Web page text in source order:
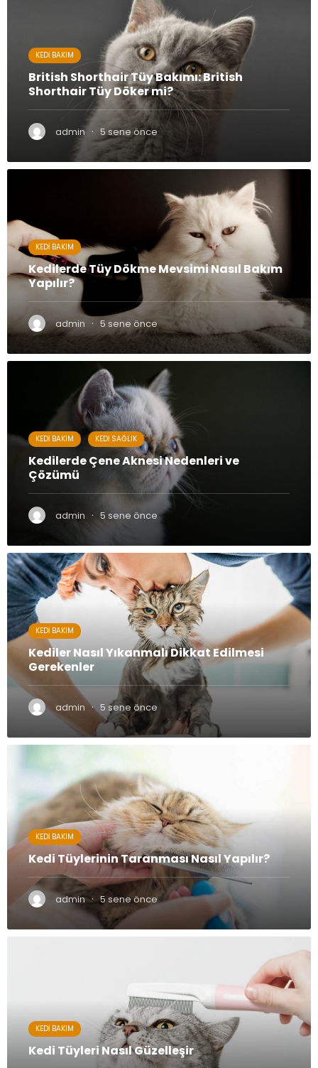
KEDI BAKIM
British Shorthair Tüy Bakımı: British
Shorthair Tüy Döker mi?
admin · 5 sene önce
KEDI BAKIM
Kedilerde Tüy Dökme Mevsimi Nasıl Bakım
Yapılır?
admin · 5 sene önce
KEDI BAKIM KEDI SAĞLIK
Kedilerde Çene Aknesi Nedenleri ve
Çözümü
admin · 5 sene önce
KEDI BAKIM
Kediler Nasıl Yıkanmalı Dikkat Edilmesi
Gerekenler
admin · 5 sene önce
KEDI BAKIM
Kedi Tüylerinin Taranması Nasıl Yapılır?
admin · 5 sene önce
KEDI BAKIM
Kedi Tüyleri Nasıl Güzelleşir